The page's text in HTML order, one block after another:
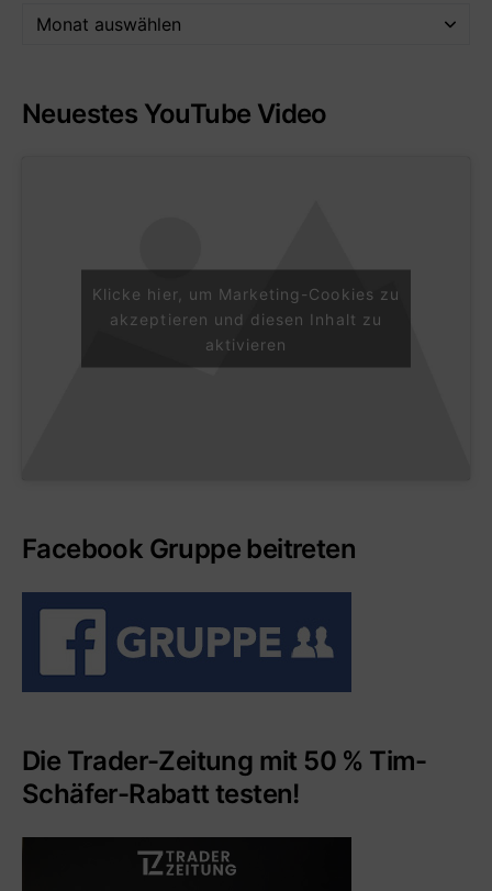
Neuestes YouTube Video
Klicke hier, um Marketing-Cookies zu
akzeptieren und diesen Inhalt zu
aktivieren
Facebook Gruppe beitreten
Die Trader-Zeitung mit 50 % Tim-
Schäfer-Rabatt testen!